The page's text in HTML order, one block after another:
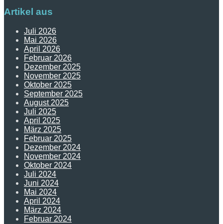
Artikel aus
Juli 2026
Mai 2026
April 2026
Februar 2026
Dezember 2025
November 2025
Oktober 2025
September 2025
August 2025
Juli 2025
April 2025
März 2025
Februar 2025
Dezember 2024
November 2024
Oktober 2024
Juli 2024
Juni 2024
Mai 2024
April 2024
März 2024
Februar 2024